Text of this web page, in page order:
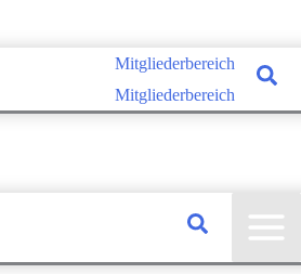
Mitgliederbereich
Mitgliederbereich